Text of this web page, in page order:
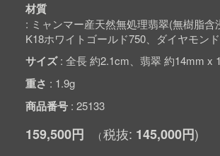
材質
ミャンマー産天然無処理翡翠(無樹脂含
K18ホワイトゴールド750、ダイヤモンド
サイズ 全長 約2.1cm、翡翠 約14mm x
重さ 1.9g
商品番号 25133
159,500円 145,000円